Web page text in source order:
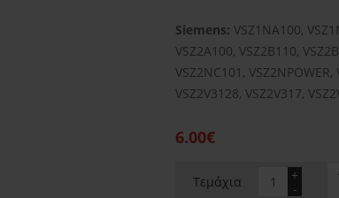
Siemens: VSZ1NA100,
VSZ2A100, VSZ2B110,
VSZ2NC101, VSZ2NPOWER,
VSZ2V3128, VSZ2V317,
6.00€
Τεμάχια -
+